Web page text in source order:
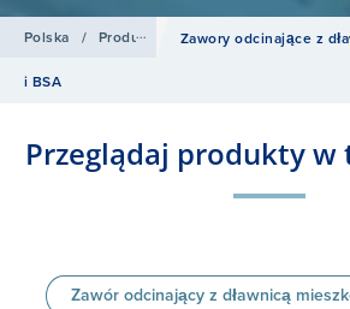
Polska / Produkty Zawory odcinające /
Zawory odcinające z
i BSA
Przeglądaj produkty
Zawór odcinający z dławnicą